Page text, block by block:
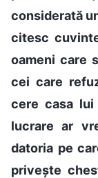
considerată
citesc
oameni care
cei care
cere casa lui
lucrare ar
datoria pe
privește